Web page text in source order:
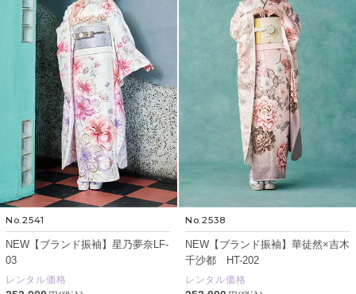
No.2541
NEW【ブランド振袖】星乃夢奈LF-
03
レンタル価格
No.2538
NEW【ブランド振袖】華徒然×吉木
千沙都 HT-202
レンタル価格